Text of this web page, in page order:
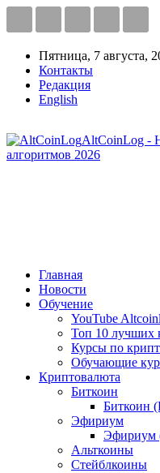
Пятница, 7 августа,
Контакты
Редакция
English
AltCoinLog -
алгоритмов 2026
Главная
Новости
Обучение
YouTube
Топ 10 лучших
Курсы по
Обучающие
Криптовалюта
Биткоин
Биткоин
Эфириум
Эфириум
Альткоины
Стейблкоины